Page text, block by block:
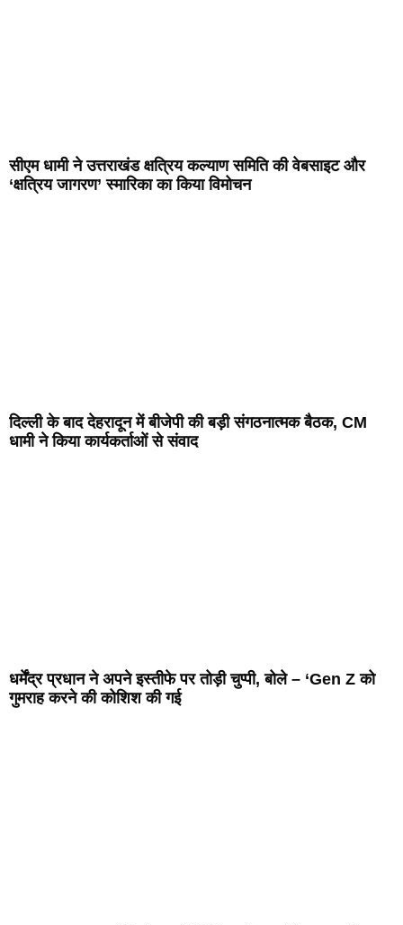
सीएम धामी ने उत्तराखंड क्षत्रिय कल्याण समिति की वेबसाइट और
‘क्षत्रिय जागरण’ स्मारिका का किया विमोचन
दिल्ली के बाद देहरादून में बीजेपी की बड़ी संगठनात्मक बैठक, CM
धामी ने किया कार्यकर्ताओं से संवाद
धर्मेंद्र प्रधान ने अपने इस्तीफे पर तोड़ी चुप्पी, बोले – ‘Gen Z को
गुमराह करने की कोशिश की गई